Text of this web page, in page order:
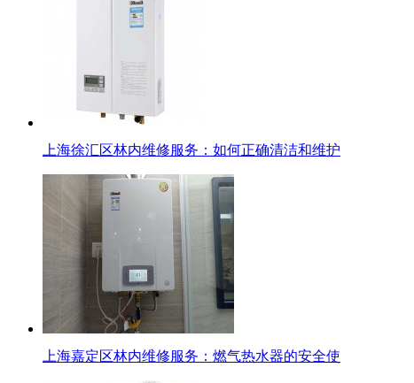
上海徐汇区林内维修服务：如何正确清洁和维护
上海嘉定区林内维修服务：燃气热水器的安全使